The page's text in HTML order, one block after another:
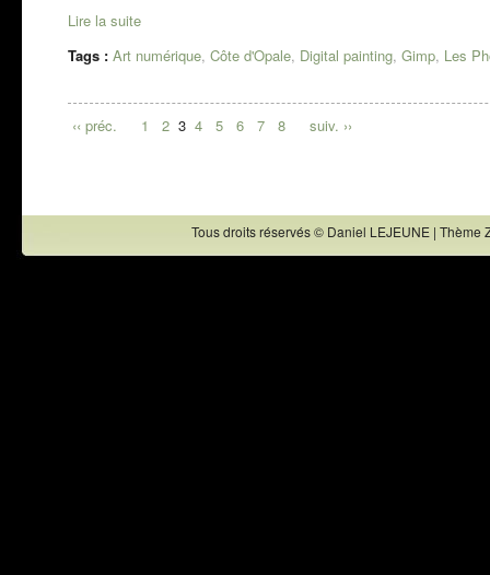
Lire la suite
Tags : Art numérique, Côte d'Opale, Digital painting, Gimp, Les
‹‹ préc. 1 2 3 4 5 6 7 8 suiv. ››
Tous droits réservés © Daniel LEJEUNE |